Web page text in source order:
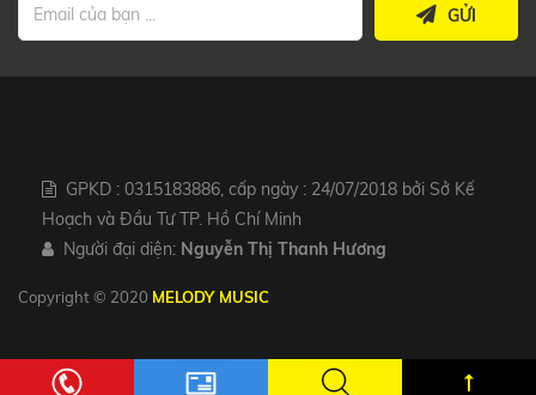
GỬI
GPKD : 0315183886, cấp ngày : 24/07/2018 bởi Sở Kế
Hoạch và Đầu Tư TP. Hồ Chí Minh
Người đại diện: Nguyễn Thị Thanh Hương
Copyright © 2020 MELODY MUSIC